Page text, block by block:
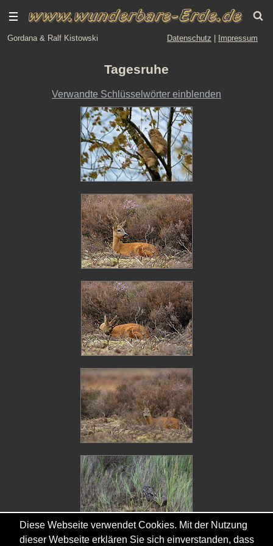
Gordana & Ralf Kistowski Datenschutz Impressum
Tagesruhe
Verwandte Schlüsselwörter einblenden
Diese Webseite verwendet Cookies. Mit der Nutzung
dieser Webseite erklären Sie sich einverstanden, dass